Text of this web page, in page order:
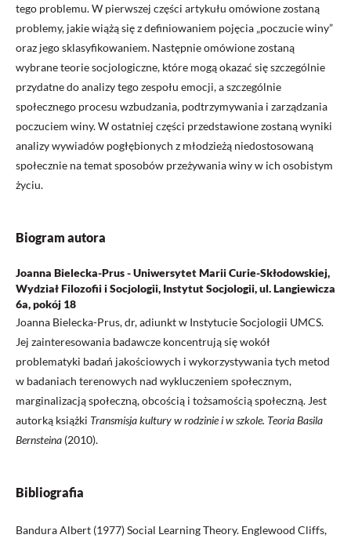
tego problemu. W pierwszej części artykułu omówione zostaną
problemy, jakie wiążą się z definiowaniem pojęcia „poczucie winy”
oraz jego sklasyfikowaniem. Następnie omówione zostaną
wybrane teorie socjologiczne, które mogą okazać się szczególnie
przydatne do analizy tego zespołu emocji, a szczególnie
społecznego procesu wzbudzania, podtrzymywania i zarządzania
poczuciem winy. W ostatniej części przedstawione zostaną wyniki
analizy wywiadów pogłębionych z młodzieżą niedostosowaną
społecznie na temat sposobów przeżywania winy w ich osobistym
życiu.
Biogram autora
Joanna Bielecka-Prus - Uniwersytet Marii Curie-Skłodowskiej,
Wydział Filozofii i Socjologii, Instytut Socjologii, ul. Langiewicza
6a, pokój 18
Joanna Bielecka-Prus, dr, adiunkt w Instytucie Socjologii UMCS.
Jej zainteresowania badawcze koncentrują się wokół
problematyki badań jakościowych i wykorzystywania tych metod
w badaniach terenowych nad wykluczeniem społecznym,
marginalizacją społeczną, obcością i tożsamością społeczną. Jest
autorką książki Transmisja kultury w rodzinie i w szkole. Teoria Basila
Bernsteina (2010).
Bibliografia
Bandura Albert (1977) Social Learning Theory. Englewood Cliffs,